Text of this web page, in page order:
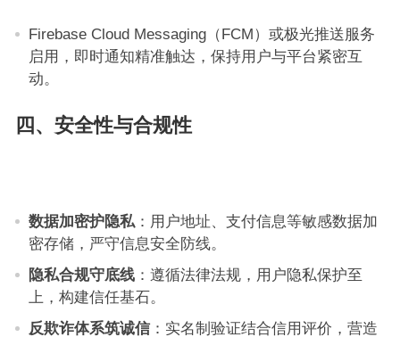
Firebase Cloud Messaging（FCM）或极光推送服务
启用，即时通知精准触达，保持用户与平台紧密互
动。
四、安全性与合规性
数据加密护隐私：用户地址、支付信息等敏感数据加
密存储，严守信息安全防线。
隐私合规守底线：遵循法律法规，用户隐私保护至
上，构建信任基石。
反欺诈体系筑诚信：实名制验证结合信用评价，营造